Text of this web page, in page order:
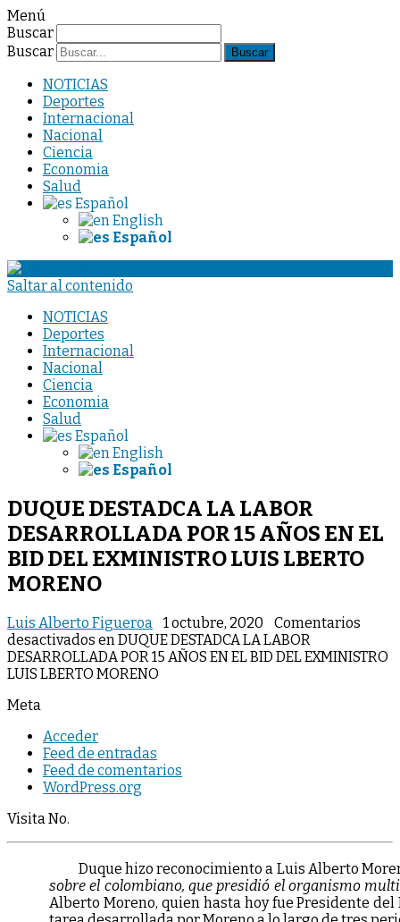
Menú
Buscar
Buscar
NOTICIAS
Deportes
Internacional
Nacional
Ciencia
Economia
Salud
Español
English
Español
Saltar al contenido
NOTICIAS
Deportes
Internacional
Nacional
Ciencia
Economia
Salud
Español
English
Español
DUQUE DESTADCA LA LABOR
DESARROLLADA POR 15 AÑOS EN EL
BID DEL EXMINISTRO LUIS LBERTO
MORENO
Luis Alberto Figueroa 1 octubre, 2020
Comentarios
desactivados en DUQUE DESTADCA LA LABOR
DESARROLLADA POR 15 AÑOS EN EL BID DEL EXMINISTRO
LUIS LBERTO MORENO
Meta
Acceder
Feed de entradas
Feed de comentarios
WordPress.org
Visita No.
Duque hizo reconocimiento a Luis Alberto
sobre el colombiano, que presidió el organismo
Alberto Moreno, quien hasta hoy fue Presidente del